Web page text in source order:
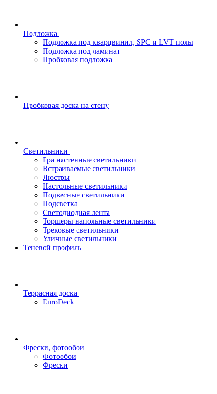
Подложка
Подложка под кварцвинил, SPC и LVT полы
Подложка под ламинат
Пробковая подложка
Пробковая доска на стену
Светильники
Бра настенные светильники
Встраиваемые светильники
Люстры
Настольные светильники
Подвесные светильники
Подсветка
Светодиодная лента
Торшеры напольные светильники
Трековые светильники
Уличные светильники
Теневой профиль
Террасная доска
EuroDeck
Фрески, фотообои
Фотообои
Фрески